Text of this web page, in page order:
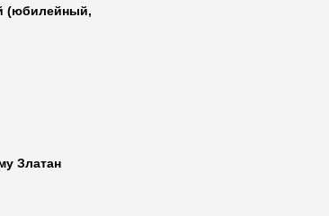
(юбилейный,
Златан